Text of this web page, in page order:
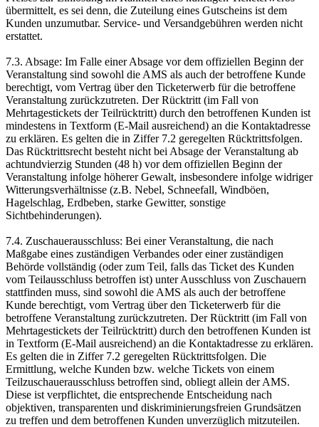
übermittelt, es sei denn, die Zuteilung eines Gutscheins ist dem
Kunden unzumutbar. Service- und Versandgebühren werden nicht
erstattet.
7.3. Absage: Im Falle einer Absage vor dem offiziellen Beginn der
Veranstaltung sind sowohl die AMS als auch der betroffene Kunde
berechtigt, vom Vertrag über den Ticketerwerb für die betroffene
Veranstaltung zurückzutreten. Der Rücktritt (im Fall von
Mehrtagestickets der Teilrücktritt) durch den betroffenen Kunden ist
mindestens in Textform (E-Mail ausreichend) an die Kontaktadresse
zu erklären. Es gelten die in Ziffer 7.2 geregelten Rücktrittsfolgen.
Das Rücktrittsrecht besteht nicht bei Absage der Veranstaltung ab
achtundvierzig Stunden (48 h) vor dem offiziellen Beginn der
Veranstaltung infolge höherer Gewalt, insbesondere infolge widriger
Witterungsverhältnisse (z.B. Nebel, Schneefall, Windböen,
Hagelschlag, Erdbeben, starke Gewitter, sonstige
Sichtbehinderungen).
7.4. Zuschauerausschluss: Bei einer Veranstaltung, die nach
Maßgabe eines zuständigen Verbandes oder einer zuständigen
Behörde vollständig (oder zum Teil, falls das Ticket des Kunden
vom Teilausschluss betroffen ist) unter Ausschluss von Zuschauern
stattfinden muss, sind sowohl die AMS als auch der betroffene
Kunde berechtigt, vom Vertrag über den Ticketerwerb für die
betroffene Veranstaltung zurückzutreten. Der Rücktritt (im Fall von
Mehrtagestickets der Teilrücktritt) durch den betroffenen Kunden ist
in Textform (E-Mail ausreichend) an die Kontaktadresse zu erklären.
Es gelten die in Ziffer 7.2 geregelten Rücktrittsfolgen. Die
Ermittlung, welche Kunden bzw. welche Tickets von einem
Teilzuschauerausschluss betroffen sind, obliegt allein der AMS.
Diese ist verpflichtet, die entsprechende Entscheidung nach
objektiven, transparenten und diskriminierungsfreien Grundsätzen
zu treffen und dem betroffenen Kunden unverzüglich mitzuteilen.